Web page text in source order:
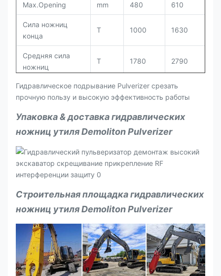
Max.Opening mm 480 610
Сила ножниц
конца
T 1000 1630
Средняя сила
ножниц
T 1780 2790
Максимальная
сила ножниц
Длина лезвия mm 480/550 620/690
Давление масла
привода
Соответствующий
для экскаваторов
T
Гидравлическое подрывание Pulverizer срезать
прочную пользу и высокую эффективность работы
Упаковка & доставка гидравлических
ножниц утиля Demoliton Pulverizer
Строительная площадка гидравлических
ножниц утиля Demoliton Pulverizer